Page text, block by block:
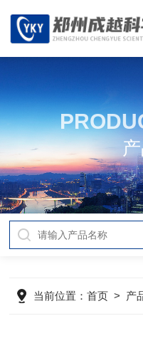
当前位置：首页 > 产